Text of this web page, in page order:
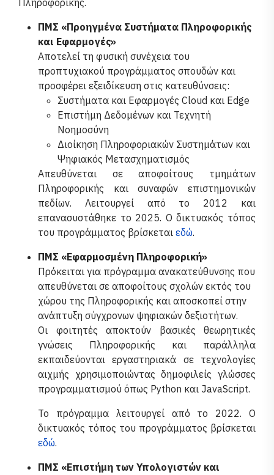
Πληροφορικής.
ΠΜΣ «Προηγμένα Συστήματα Πληροφορικής
και Εφαρμογές»
Αποτελεί τη φυσική συνέχεια του
προπτυχιακού προγράμματος σπουδών και
προσφέρει εξειδίκευση στις κατευθύνσεις:
Συστήματα και Εφαρμογές Cloud και Edge
Επιστήμη Δεδομένων και Τεχνητή
Νοημοσύνη
Διοίκηση Πληροφοριακών Συστημάτων και
Ψηφιακός Μετασχηματισμός
Απευθύνεται σε αποφοίτους τμημάτων
Πληροφορικής και συναφών επιστημονικών
πεδίων. Λειτουργεί από το 2012 και
επανασυστάθηκε το 2025. Ο δικτυακός τόπος
του προγράμματος βρίσκεται εδώ.
ΠΜΣ «Εφαρμοσμένη Πληροφορική»
Πρόκειται για πρόγραμμα ανακατεύθυνσης που
απευθύνεται σε αποφοίτους σχολών εκτός του
χώρου της Πληροφορικής και αποσκοπεί στην
ανάπτυξη σύγχρονων ψηφιακών δεξιοτήτων.
Οι φοιτητές αποκτούν βασικές θεωρητικές
γνώσεις Πληροφορικής και παράλληλα
εκπαιδεύονται εργαστηριακά σε τεχνολογίες
αιχμής χρησιμοποιώντας δημοφιλείς γλώσσες
προγραμματισμού όπως Python και JavaScript.
Το πρόγραμμα λειτουργεί από το 2022. Ο
δικτυακός τόπος του προγράμματος βρίσκεται
εδώ.
ΠΜΣ «Επιστήμη των Υπολογιστών και